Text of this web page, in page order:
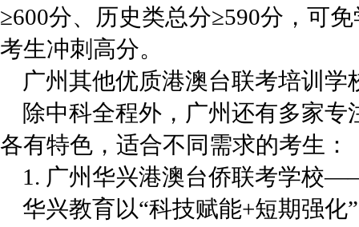
≥600分、历史类总分≥590分，可
考生冲刺高分。
广州其他优质港澳台联考培训学
除中科全程外，广州还有多家
各有特色，适合不同需求的考生：
1. 广州华兴港澳台侨联考学校
华兴教育以“科技赋能+短期强